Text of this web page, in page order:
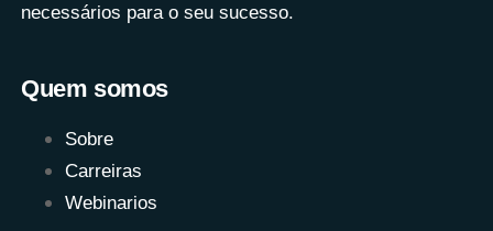
necessários para o seu sucesso.
Quem somos
Sobre
Carreiras
Webinarios